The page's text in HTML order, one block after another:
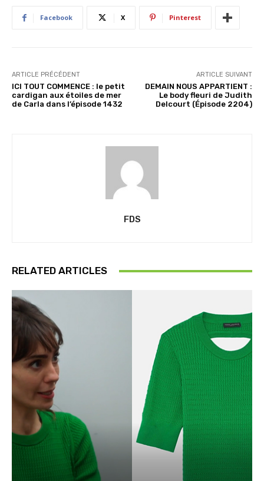
…
Facebook X Pinterest
ARTICLE PRÉCÉDENT
ICI TOUT COMMENCE : le petit
cardigan aux étoiles de mer
de Carla dans l’épisode 1432
ARTICLE SUIVANT
DEMAIN NOUS APPARTIENT :
Le body fleuri de Judith
Delcourt (Épisode 2204)
FDS
RELATED ARTICLES